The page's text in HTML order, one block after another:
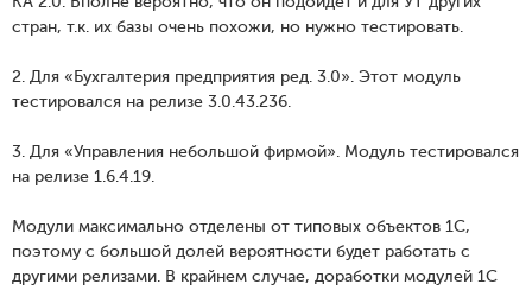
стран, т.к. их базы очень похожи, но нужно тестировать.
2. Для «Бухгалтерия предприятия ред. 3.0». Этот модуль
тестировался на релизе 3.0.43.236.
3. Для «Управления небольшой фирмой». Модуль тестировался
на релизе 1.6.4.19.
Модули максимально отделены от типовых объектов 1С,
поэтому с большой долей вероятности будет работать с
другими релизами. В крайнем случае, доработки модулей 1С